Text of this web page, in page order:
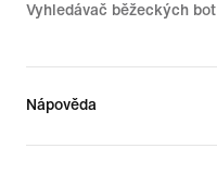
Vyhledávač běžeckých bot
Nápověda